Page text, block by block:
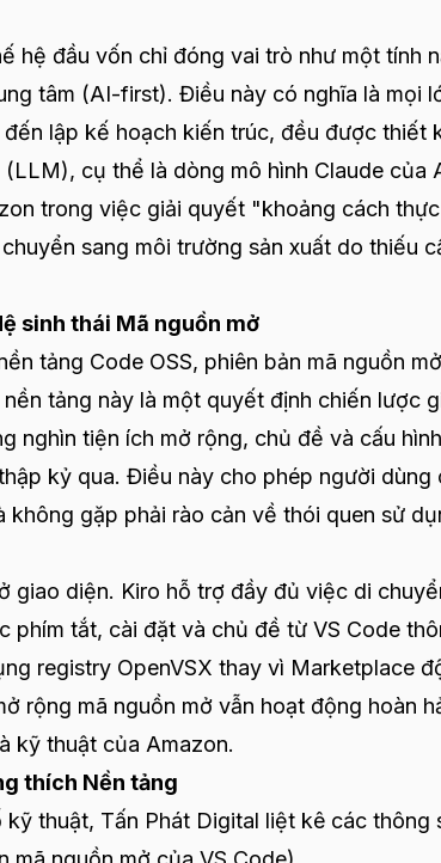
hệ đầu vốn chỉ đóng vai trò như một tính
tâm (AI-first). Điều này có nghĩa là mọi
lập kế hoạch kiến trúc, đều được thiết
cụ thể là dòng mô hình Claude của
trong việc giải quyết "khoảng cách
sang môi trường sản xuất do thiếu
sinh thái Mã nguồn mở
tảng Code OSS, phiên bản mã nguồn
tảng này là một quyết định chiến lược
nghìn tiện ích mở rộng, chủ đề và cấu
kỷ qua. Điều này cho phép người dùng
không gặp phải rào cản về thói quen sử
giao diện. Kiro hỗ trợ đầy đủ việc di
phím tắt, cài đặt và chủ đề từ VS Code
registry OpenVSX thay vì Marketplace
rộng mã nguồn mở vẫn hoạt động hoàn
kỹ thuật của Amazon.
thích Nền tảng
thuật, Tấn Phát Digital liệt kê các thông